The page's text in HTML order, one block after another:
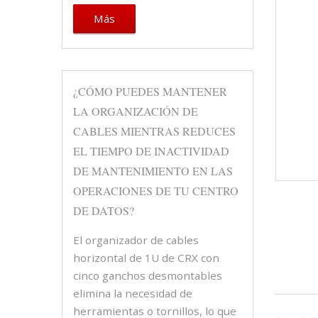
Más
¿CÓMO PUEDES MANTENER
LA ORGANIZACIÓN DE
CABLES MIENTRAS REDUCES
EL TIEMPO DE INACTIVIDAD
DE MANTENIMIENTO EN LAS
OPERACIONES DE TU CENTRO
DE DATOS?
El organizador de cables
horizontal de 1U de CRX con
cinco ganchos desmontables
elimina la necesidad de
herramientas o tornillos, lo que